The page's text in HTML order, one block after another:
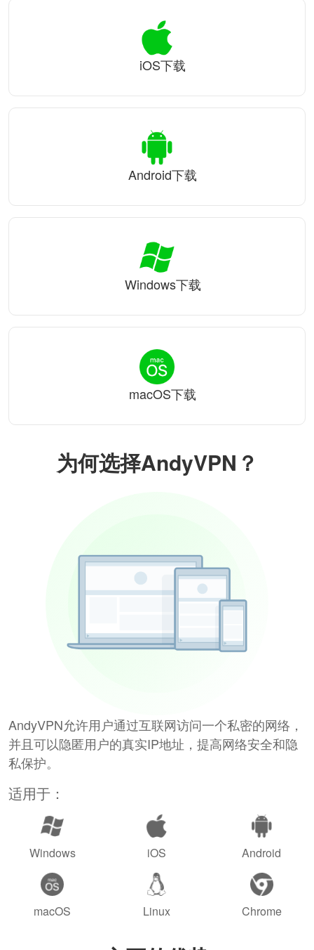
为何选择AndyVPN？
AndyVPN允许用户通过互联网访问一个私密的网络，
并且可以隐匿用户的真实IP地址，提高网络安全和隐
私保护。
适用于：
Windows iOS Android
macOS Linux Chrome
iOS下载
Android下载
Windows下载
macOS下载